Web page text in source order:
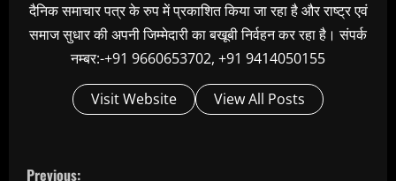
दैनिक समाचार पत्र के रुप में प्रकाशित किया जा रहा है और राष्ट्र एवं
समाज सुधार की अपनी जिम्मेदारी का बखूबी निर्वहन कर रहा है। संपर्क
नम्बर:-+91 9660653702, +91 9414050155
Visit Website View All Posts
C
Previous: